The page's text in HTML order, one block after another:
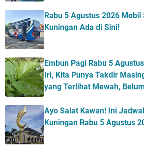
Rabu 5 Agustus 2026 Mobil
Kuningan Ada di Sini!
Embun Pagi Rabu 5
Iri, Kita Punya Takdir
yang Terlihat Mewah,
Ayo Salat Kawan! Ini
Kuningan Rabu 5 Agustus